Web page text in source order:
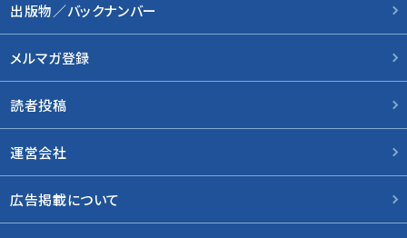
出版物／バックナンバー
メルマガ登録
読者投稿
運営会社
広告掲載について